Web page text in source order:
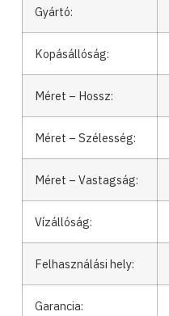
Gyártó:
Kopásállóság:
Méret – Hossz:
Méret – Szélesség:
Méret – Vastagság:
Vízállóság:
Felhasználási hely:
Garancia: